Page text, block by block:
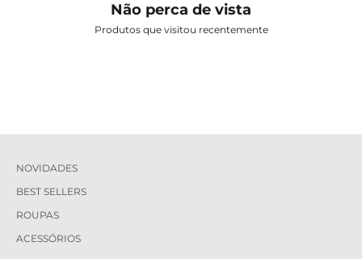
Não perca de vista
Produtos que visitou recentemente
NOVIDADES
BEST SELLERS
ROUPAS
ACESSÓRIOS